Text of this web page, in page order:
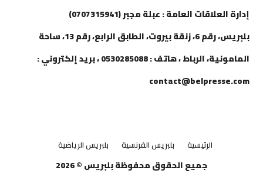
إدارة العلاقات العامة : عبلة مجبر (0707315941)
بلبريس، رقم 6، زنقة بيروت، الطابق الرابع، رقم 13، ساحة
المامونية، الرباط ، هاتف : 0530285088 ، بريد إلكتروني :
contact@belpresse.com
الرئيسية بلبريس الفرنسية بلبريس الرياضية
جميع الحقوق محفوظة بلبريس © 2026